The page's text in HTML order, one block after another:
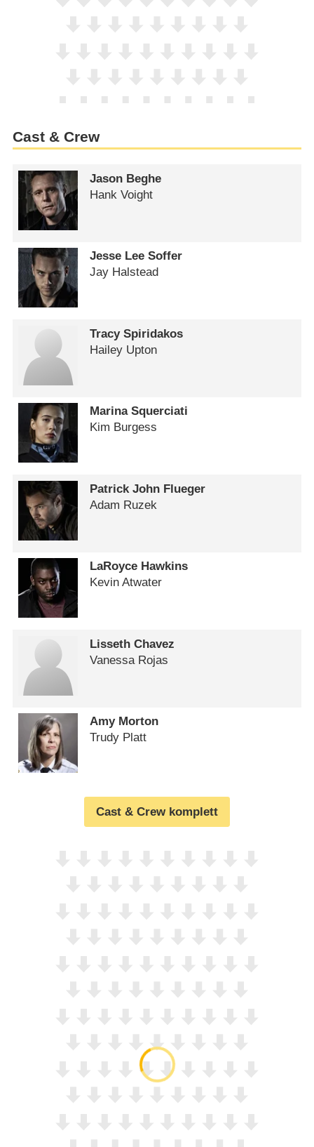
Cast & Crew
Jason Beghe
Hank Voight
Jesse Lee Soffer
Jay Halstead
Tracy Spiridakos
Hailey Upton
Marina Squerciati
Kim Burgess
Patrick John Flueger
Adam Ruzek
LaRoyce Hawkins
Kevin Atwater
Lisseth Chavez
Vanessa Rojas
Amy Morton
Trudy Platt
Cast & Crew komplett